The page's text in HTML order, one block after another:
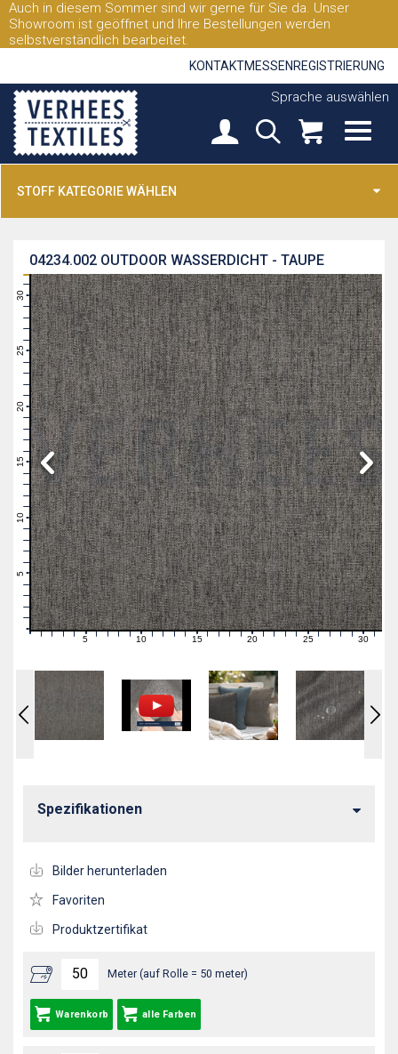
Auch in diesem Sommer sind wir gerne für Sie da. Unser
Showroom ist geöffnet und Ihre Bestellungen werden
selbstverständlich bearbeitet.
KONTAKTMESSEN REGISTRIERUNG
Sprache auswählen
STOFF KATEGORIE WÄHLEN
OUTDOOR WASSERDICHT - TAUPE
04234.002
0
1
2
4
5
6
7
8
9
10
11
12
13
14
15
16
17
18
19
20
21
22
23
24
25
26
27
28
29
30
31
0 1 2 3 4 5 6 7 89101112131415161718192021222324252627282930 31
Meter (auf Rolle = 50 meter)
Warenkorb alle Farben
Spezifikationen
Bilder herunterladen
Favoriten
Produktzertifikat